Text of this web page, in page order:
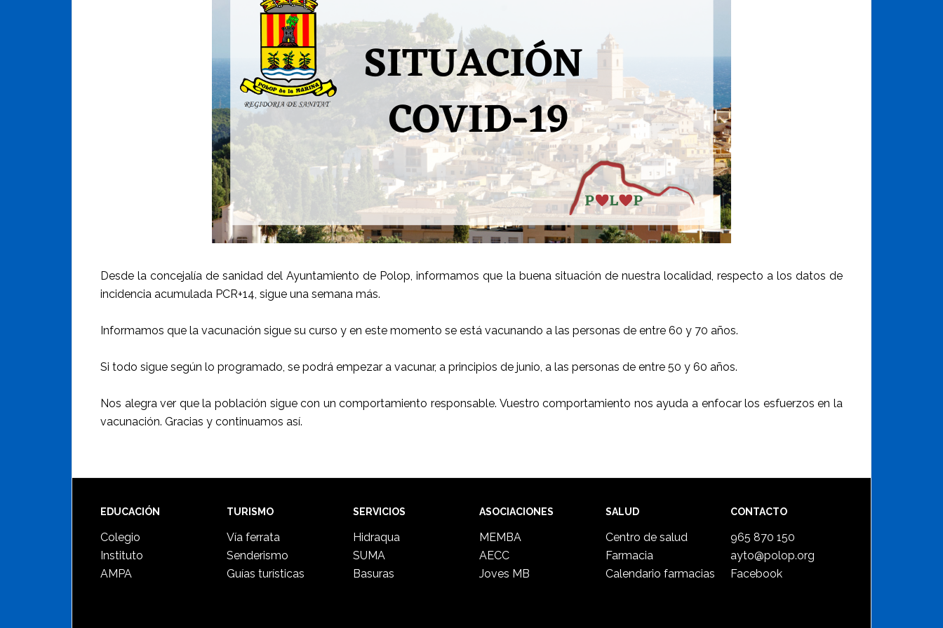
Desde la concejalía de sanidad del Ayuntamiento de Polop, informamos que la buena situación de nuestra localidad, respecto a los datos de
incidencia acumulada PCR+14, sigue una semana más.
Informamos que la vacunación sigue su curso y en este momento se está vacunando a las personas de entre 60 y 70 años.
Si todo sigue según lo programado, se podrá empezar a vacunar, a principios de junio, a las personas de entre 50 y 60 años.
Nos alegra ver que la población sigue con un comportamiento responsable. Vuestro comportamiento nos ayuda a enfocar los esfuerzos en la
vacunación. Gracias y continuamos así.
Footer
EDUCACIÓN
Colegio
Instituto
AMPA
TURISMO
Vía ferrata
Senderismo
Guías turísticas
SERVICIOS
Hidraqua
SUMA
Basuras
ASOCIACIONES
MEMBA
AECC
Joves MB
SALUD
Centro de salud
Farmacia
Calendario farmacias
CONTACTO
965 870 150
ayto@polop.org
Facebook